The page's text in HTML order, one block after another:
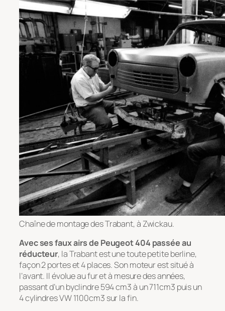
Chaîne de montage des Trabant, à Zwickau.
Avec ses faux airs de Peugeot 404 passée au
réducteur, la Trabant est une toute petite berline,
façon 2 portes et 4 places. Son moteur est situé à
l’avant. Il évolue au fur et à mesure des années,
passant d’un byclindre 594 cm3 à un 711cm3 puis un
4 cylindres VW 1100cm3 sur la fin.